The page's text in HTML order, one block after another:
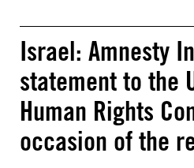
Israel: Amnesty
statement to the
Human Rights
occasion of the